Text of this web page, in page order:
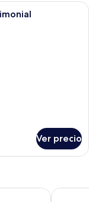
de hotel con una
Ver precio
Holiday